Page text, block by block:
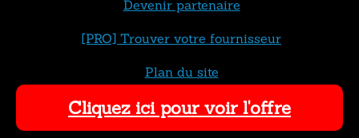
Cliquez ici pour voir l'offre
Devenir partenaire
[PRO] Trouver votre fournisseur
Plan du site
Contact